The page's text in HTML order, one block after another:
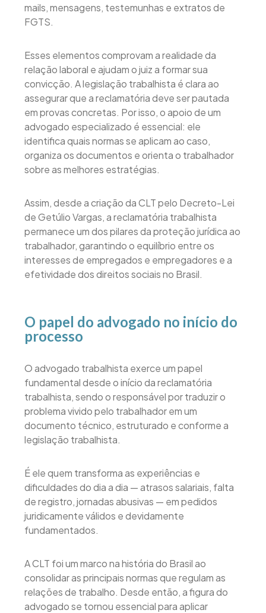
mails, mensagens, testemunhas e extratos de
FGTS.
Esses elementos comprovam a realidade da
relação laboral e ajudam o juiz a formar sua
convicção. A legislação trabalhista é clara ao
assegurar que a reclamatória deve ser pautada
em provas concretas. Por isso, o apoio de um
advogado especializado é essencial: ele
identifica quais normas se aplicam ao caso,
organiza os documentos e orienta o trabalhador
sobre as melhores estratégias.
Assim, desde a criação da CLT pelo Decreto-Lei
de Getúlio Vargas, a reclamatória trabalhista
permanece um dos pilares da proteção jurídica ao
trabalhador, garantindo o equilíbrio entre os
interesses de empregados e empregadores e a
efetividade dos direitos sociais no Brasil.
O papel do advogado no início do
processo
O advogado trabalhista exerce um papel
fundamental desde o início da reclamatória
trabalhista, sendo o responsável por traduzir o
problema vivido pelo trabalhador em um
documento técnico, estruturado e conforme a
legislação trabalhista.
É ele quem transforma as experiências e
dificuldades do dia a dia — atrasos salariais, falta
de registro, jornadas abusivas — em pedidos
juridicamente válidos e devidamente
fundamentados.
A CLT foi um marco na história do Brasil ao
consolidar as principais normas que regulam as
relações de trabalho. Desde então, a figura do
advogado se tornou essencial para aplicar